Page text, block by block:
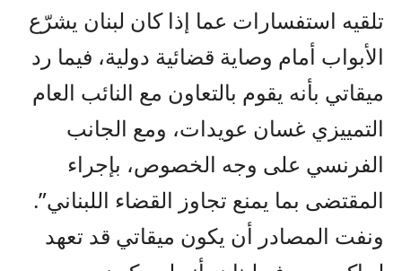
تلقيه استفسارات عما إذا كان لبنان يشرّع
الأبواب أمام وصاية قضائية دولية، فيما رد
ميقاتي بأنه يقوم بالتعاون مع النائب العام
التمييزي غسان عويدات، ومع الجانب
الفرنسي على وجه الخصوص، بإجراء
المقتضى بما يمنع تجاوز القضاء اللبناني”.
ونفت المصادر أن يكون ميقاتي قد تعهد